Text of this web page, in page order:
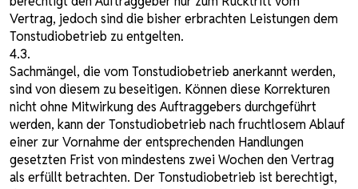
Vertrag, jedoch sind die bisher erbrachten Leistungen dem
Tonstudiobetrieb zu entgelten.
4.3.
Sachmängel, die vom Tonstudiobetrieb anerkannt werden,
sind von diesem zu beseitigen. Können diese Korrekturen
nicht ohne Mitwirkung des Auftraggebers durchgeführt
werden, kann der Tonstudiobetrieb nach fruchtlosem Ablauf
einer zur Vornahme der entsprechenden Handlungen
gesetzten Frist von mindestens zwei Wochen den Vertrag
als erfüllt betrachten. Der Tonstudiobetrieb ist berechtigt,